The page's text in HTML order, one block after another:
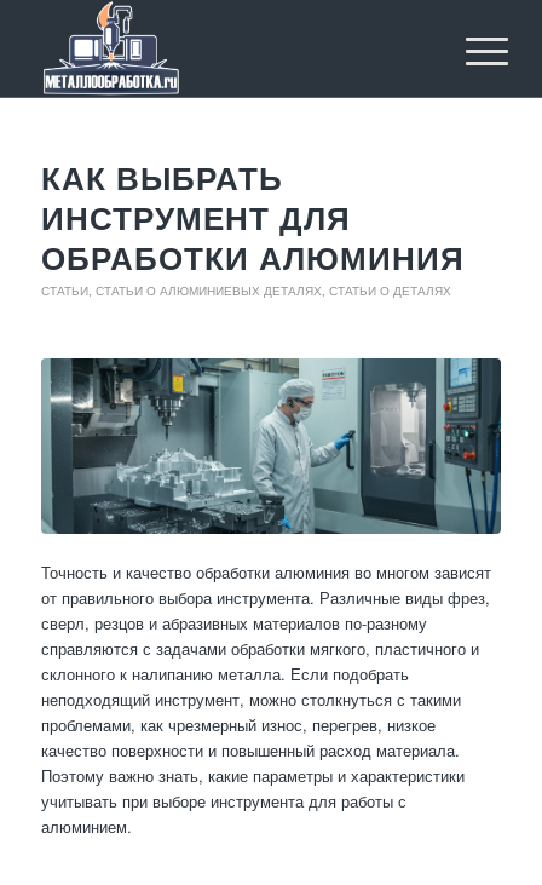
КАК ВЫБРАТЬ
ИНСТРУМЕНТ ДЛЯ
ОБРАБОТКИ АЛЮМИНИЯ
СТАТЬИ, СТАТЬИ О АЛЮМИНИЕВЫХ ДЕТАЛЯХ СТАТЬИ О ДЕТАЛЯХ
Точность и качество обработки алюминия во многом зависят
от правильного выбора инструмента. Различные виды фрез,
сверл, резцов и абразивных материалов по-разному
справляются с задачами обработки мягкого, пластичного и
склонного к налипанию металла. Если подобрать
неподходящий инструмент, можно столкнуться с такими
проблемами, как чрезмерный износ, перегрев, низкое
качество поверхности и повышенный расход материала.
Поэтому важно знать, какие параметры и характеристики
учитывать при выборе инструмента для работы с
алюминием.